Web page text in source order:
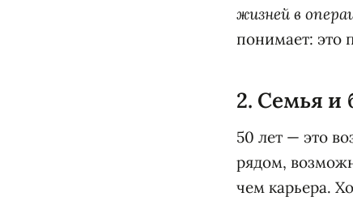
жизней в
понимает: это
2. Семья и
50 лет — это
рядом,
чем карьера.